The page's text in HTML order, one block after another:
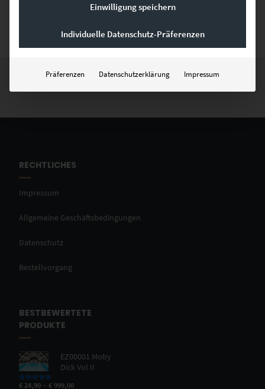
Kontaktformular. Und nun viel Spaß beim Stöbern des Shops.
RECHTLICHES
Impressum
Allgemeine Geschäftsbedingungen
Datenschutz
Bestellvorgang
BESTBEWERTETE
PRODUKTE
EZ00001 Moby
Dick Vol II
Bewertet mit
€ 24,90 –€ 999,00
Einwilligung speichern
Individuelle Datenschutz-Präferenzen
Präferenzen Datenschutzerklärung Impressum